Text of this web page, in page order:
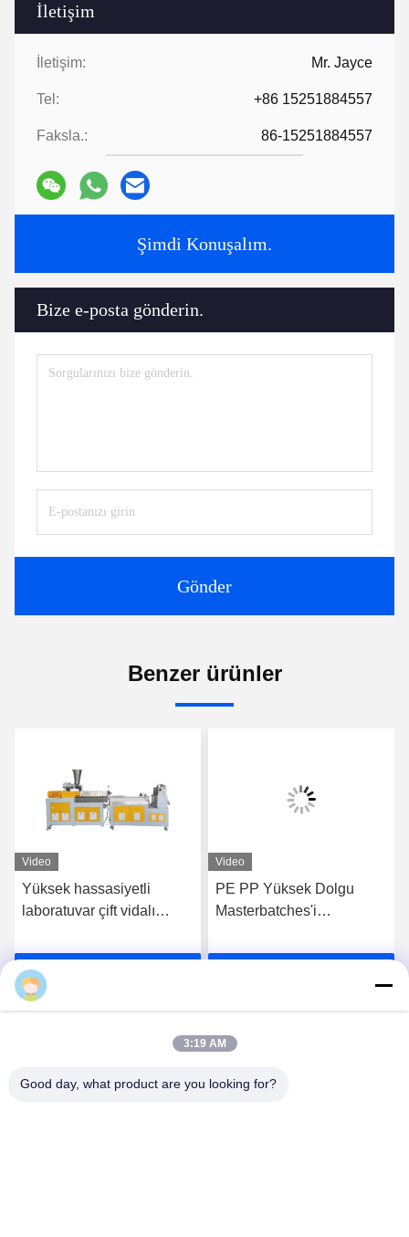
İletişim
İletişim: Mr. Jayce
Tel: +86 15251884557
Faksla.: 86-15251884557
Şimdi Konuşalım.
Bize e-posta gönderin.
Gönder
Benzer ürünler
Video
Yüksek hassasiyetli
laboratuvar çift vidalı
pe p p pellet granülasyon
hattı
Video
PE PP Yüksek Dolgu
Masterbatches'i
vida Ekstrüzer
3:19 AM
Good day, what product are you looking for?